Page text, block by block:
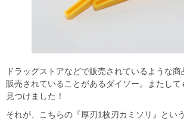
ドラッグストアなどで販売されているような
販売されていることがあるダイソー。またして
見つけました！
それが、こちらの『厚刃1枚刃カミソリ』とい